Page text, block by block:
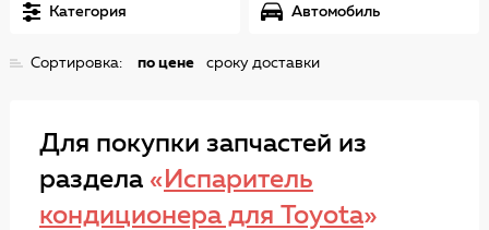
Категория Автомобиль
Сортировка: по цене сроку доставки
Для покупки запчастей из
раздела « Испаритель
кондиционера для Toyota»